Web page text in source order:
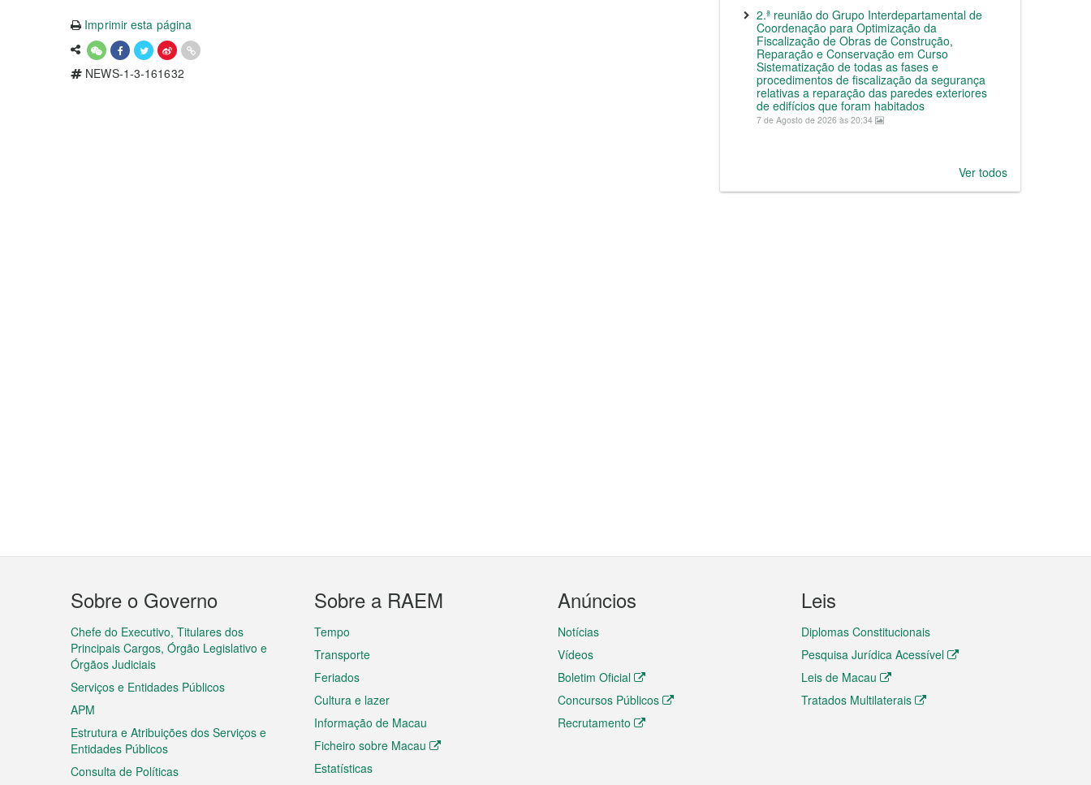
Imprimir esta página
NEWS-1-3-161632
2.ª reunião do Grupo Interdepartamental de
Coordenação para Optimização da
Fiscalização de Obras de Construção,
Reparação e Conservação em Curso
Sistematização de todas as fases e
procedimentos de fiscalização da segurança
relativas a reparação das paredes exteriores
de edifícios que foram habitados
7 de Agosto de 2026 às 20:34
Ver todos
Menu
do
rodapé
Sobre o Governo
Chefe do Executivo, Titulares dos
Principais Cargos, Órgão Legislativo e
Órgãos Judiciais
Serviços e Entidades Públicos
APM
Estrutura e Atribuições dos Serviços e
Entidades Públicos
Consulta de Políticas
Sobre a RAEM
Tempo
Transporte
Feriados
Cultura e lazer
Informação de Macau
Ficheiro sobre Macau
Estatísticas
Anúncios
Notícias
Vídeos
Boletim Oficial
Concursos Públicos
Recrutamento
Leis
Diplomas Constitucionais
Pesquisa Jurídica Acessível
Leis de Macau
Tratados Multilaterais